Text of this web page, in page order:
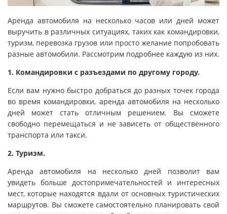
Аренда автомобиля на несколько часов или дней может
выручить в различных ситуациях, таких как командировки,
туризм, перевозка грузов или просто желание попробовать
разные автомобили. Рассмотрим подробнее каждую из них.
1. Командировки с разъездами по другому городу.
Если вам нужно быстро добраться до разных точек города
во время командировки, аренда автомобиля на несколько
дней может стать отличным решением. Вы сможете
свободно перемещаться и не зависеть от общественного
транспорта или такси.
2. Туризм.
Аренда автомобиля на несколько дней позволит вам
увидеть больше достопримечательностей и интересных
мест, которые находятся вдали от основных туристических
маршрутов. Вы сможете самостоятельно планировать свой